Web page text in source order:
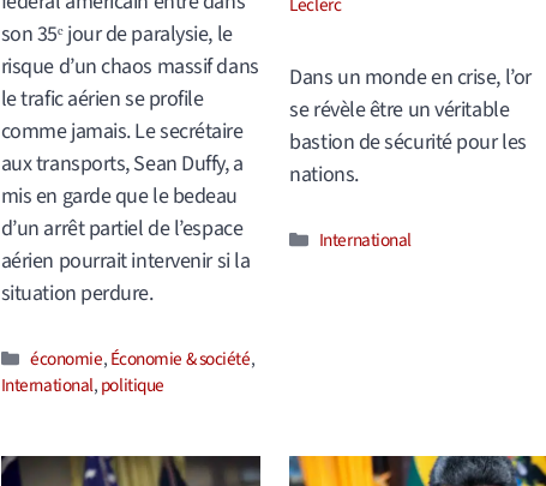
son 35ᵉ jour de paralysie, le
risque d’un chaos massif dans
le trafic aérien se profile
comme jamais. Le secrétaire
aux transports, Sean Duffy, a
mis en garde que le bedeau
d’un arrêt partiel de l’espace
aérien pourrait intervenir si la
situation perdure.
Catégories
économie,Économie & société,
International,politique
Dans un monde en crise, l’or
se révèle être un véritable
bastion de sécurité pour les
nations.
Catégories
International